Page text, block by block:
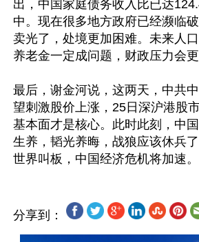
出，中国家庭债务收入比已达
中。现在很多地方政府已经濒临
卖光了，处境更加困难。未来人
养老金一定成问题，财政压力会更
最后，谢金河说，这两天，中共
望刺激股价上涨，25日深沪港股
基本面才是核心。此时此刻，中
生养，韬光养晦，战狼应该休兵
分享到：